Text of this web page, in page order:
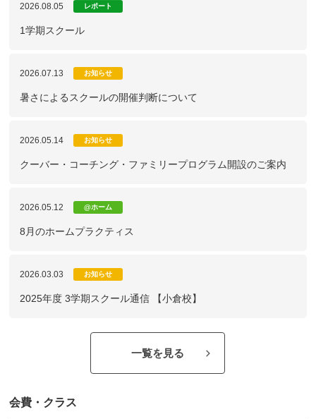
2026.08.05 レポート
1学期スクール
2026.07.13 お知らせ
暑さによるスクールの開催判断について
2026.05.14 お知らせ
クーバー・コーチング・ファミリープログラム開設のご案内
2026.05.12 @ホーム
8月のホームプラクティス
2026.03.03 お知らせ
2025年度 3学期スクール通信 【小倉校】
一覧を見る
会費・クラス